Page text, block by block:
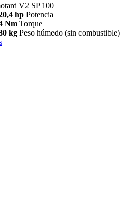
V2 SP 100
hp Potencia
Nm Torque
kg Peso húmedo (sin combustible)